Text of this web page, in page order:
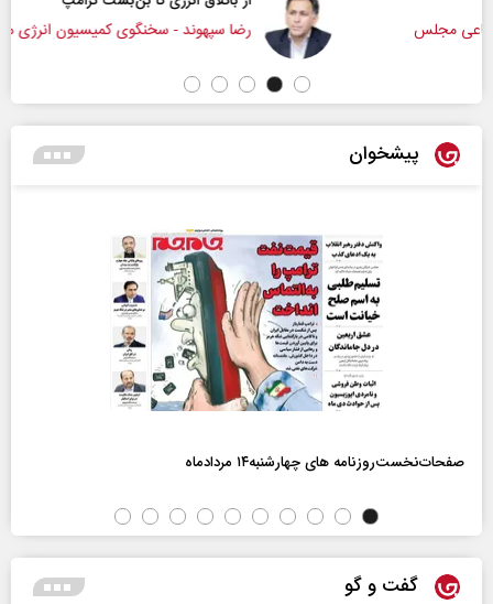
رضا سپهوند - سخنگوی کمیسیون انرژی مجلس
پیشخوان
صفحات‌نخست‌روزنامه ها‌ی چهارشنبه‌۱۴ مردادماه
گفت و گو